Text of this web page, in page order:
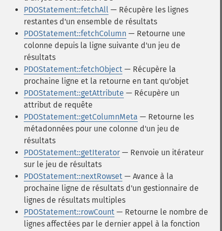
PDOStatement::fetchAll — Récupère les lignes
restantes d'un ensemble de résultats
PDOStatement::fetchColumn — Retourne une
colonne depuis la ligne suivante d'un jeu de
résultats
PDOStatement::fetchObject — Récupère la
prochaine ligne et la retourne en tant qu'objet
PDOStatement::getAttribute — Récupère un
attribut de requête
PDOStatement::getColumnMeta — Retourne les
métadonnées pour une colonne d'un jeu de
résultats
PDOStatement::getIterator — Renvoie un itérateur
sur le jeu de résultats
PDOStatement::nextRowset — Avance à la
prochaine ligne de résultats d'un gestionnaire de
lignes de résultats multiples
PDOStatement::rowCount — Retourne le nombre de
lignes affectées par le dernier appel à la fonction